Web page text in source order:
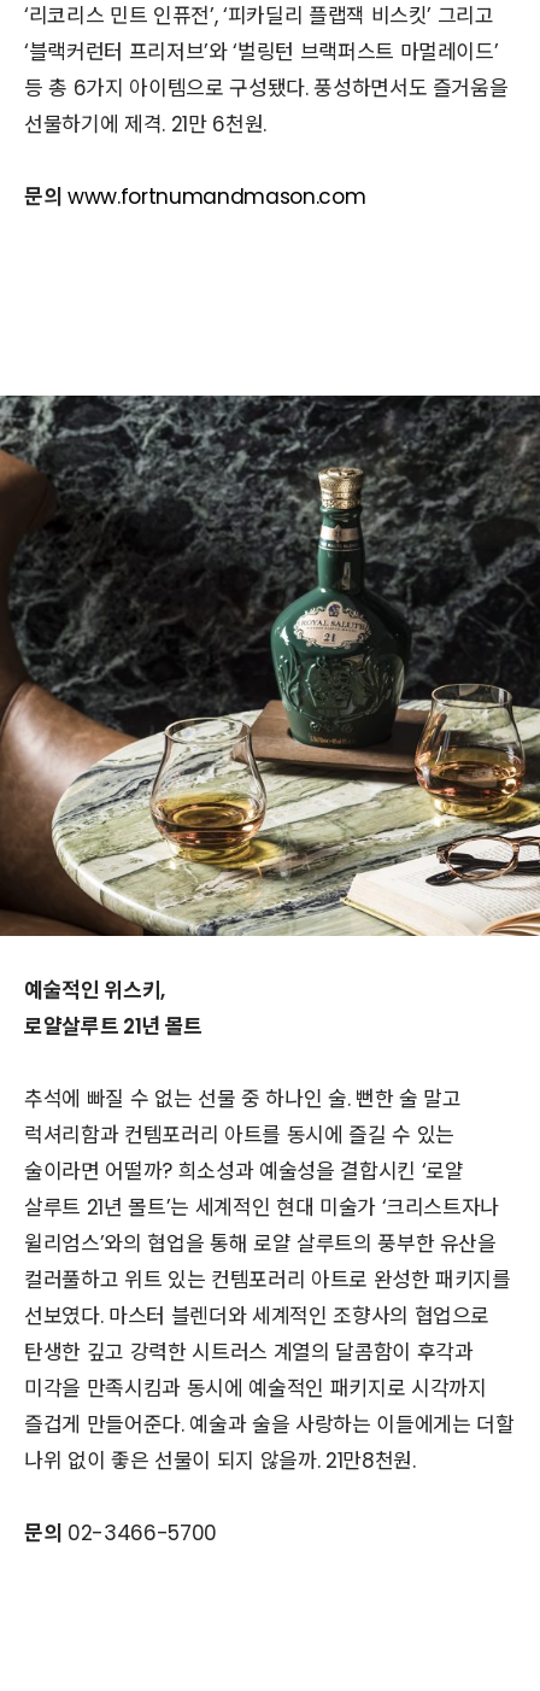
‘리코리스 민트 인퓨전’, ‘피카딜리 플랩잭 비스킷’ 그리고
‘블랙커런터 프리저브’와 ‘벌링턴 브랙퍼스트 마멀레이드’
등 총 6가지 아이템으로 구성됐다. 풍성하면서도 즐거움을
선물하기에 제격. 21만 6천원.
문의 www.fortnumandmason.com
예술적인 위스키,
로얄살루트 21년 몰트
추석에 빠질 수 없는 선물 중 하나인 술. 뻔한 술 말고
럭셔리함과 컨템포러리 아트를 동시에 즐길 수 있는
술이라면 어떨까? 희소성과 예술성을 결합시킨 ‘로얄
살루트 21년 몰트’는 세계적인 현대 미술가 ‘크리스트자나
윌리엄스’와의 협업을 통해 로얄 살루트의 풍부한 유산을
컬러풀하고 위트 있는 컨템포러리 아트로 완성한 패키지를
선보였다. 마스터 블렌더와 세계적인 조향사의 협업으로
탄생한 깊고 강력한 시트러스 계열의 달콤함이 후각과
미각을 만족시킴과 동시에 예술적인 패키지로 시각까지
즐겁게 만들어준다. 예술과 술을 사랑하는 이들에게는 더할
나위 없이 좋은 선물이 되지 않을까. 21만8천원.
문의 02-3466-5700